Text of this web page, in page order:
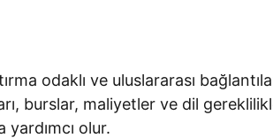
odaklı ve uluslararası
burslar, maliyetler ve dil
olur.